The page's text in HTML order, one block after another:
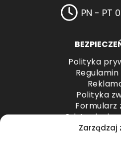
Zarządzaj
PN - PT
Polityka
Polityka
Formularz
Odstąpienie
Odstąpienie od umowy